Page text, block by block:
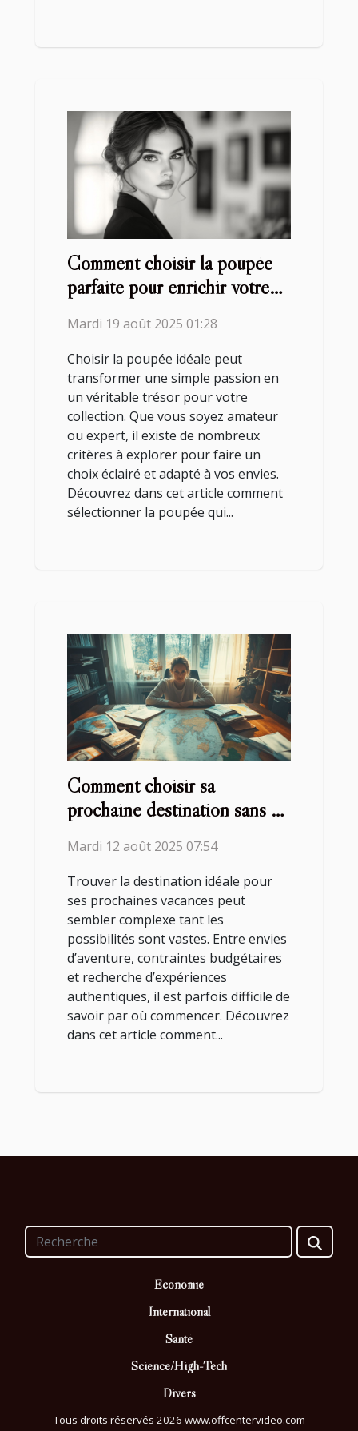
Comment choisir la poupée
parfaite pour enrichir votre
Mardi 19 août 2025 01:28
Choisir la poupée idéale peut
transformer une simple passion en
un véritable trésor pour votre
collection. Que vous soyez amateur
ou expert, il existe de nombreux
critères à explorer pour faire un
choix éclairé et adapté à vos envies.
Découvrez dans cet article comment
sélectionner la poupée qui...
Comment choisir sa
prochaine destination sans se
Mardi 12 août 2025 07:54
Trouver la destination idéale pour
ses prochaines vacances peut
sembler complexe tant les
possibilités sont vastes. Entre envies
d’aventure, contraintes budgétaires
et recherche d’expériences
authentiques, il est parfois difficile de
savoir par où commencer. Découvrez
dans cet article comment...
Economie
International
Santé
Science/High-Tech
Divers
Tous droits réservés 2026 www.offcentervideo.com